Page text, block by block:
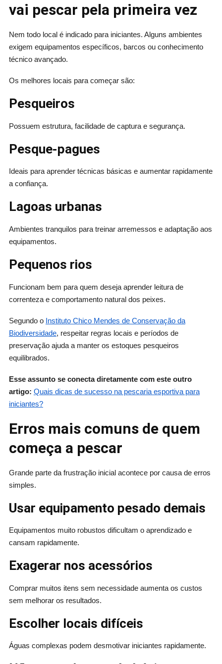
vai pescar pela primeira vez
Nem todo local é indicado para iniciantes. Alguns ambientes
exigem equipamentos específicos, barcos ou conhecimento
técnico avançado.
Os melhores locais para começar são:
Pesqueiros
Possuem estrutura, facilidade de captura e segurança.
Pesque-pagues
Ideais para aprender técnicas básicas e aumentar rapidamente
a confiança.
Lagoas urbanas
Ambientes tranquilos para treinar arremessos e adaptação aos
equipamentos.
Pequenos rios
Funcionam bem para quem deseja aprender leitura de
correnteza e comportamento natural dos peixes.
Segundo o Instituto Chico Mendes de Conservação da
Biodiversidade, respeitar regras locais e períodos de
preservação ajuda a manter os estoques pesqueiros
equilibrados.
Esse assunto se conecta diretamente com este outro
artigo: Quais dicas de sucesso na pescaria esportiva para
iniciantes?
Erros mais comuns de quem
começa a pescar
Grande parte da frustração inicial acontece por causa de erros
simples.
Usar equipamento pesado demais
Equipamentos muito robustos dificultam o aprendizado e
cansam rapidamente.
Exagerar nos acessórios
Comprar muitos itens sem necessidade aumenta os custos
sem melhorar os resultados.
Escolher locais difíceis
Águas complexas podem desmotivar iniciantes rapidamente.